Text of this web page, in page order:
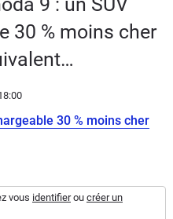
30 % moins cher
30 % moins cher
vous identifierou créer un